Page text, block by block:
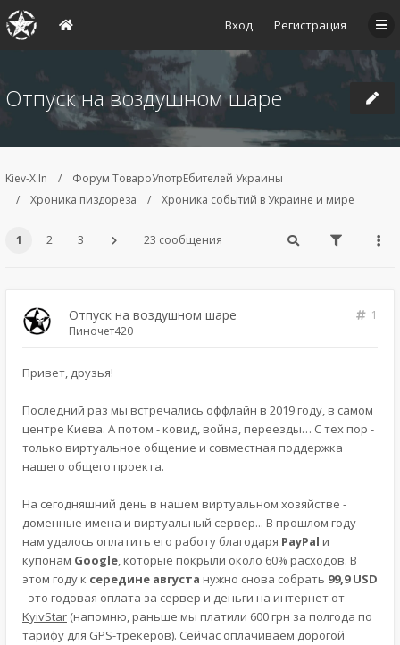
Вход Регистрация
Отпуск на воздушном шаре
Kiev-X.In
Форум ТовароУпотрЕбителей Украины
Хроника пиздореза
Хроника событий в Украине и мире
1 2 3 23 сообщения
Отпуск на воздушном шаре
1
Пиночет420
Привет, друзья!
Последний раз мы встречались оффлайн в 2019 году, в самом
центре Киева. А потом - ковид, война, переезды… С тех пор -
только виртуальное общение и совместная поддержка
нашего общего проекта.
На сегодняшний день в нашем виртуальном хозяйстве -
доменные имена и виртуальный сервер... В прошлом году
нам удалось оплатить его работу благодаря PayPal и
купонам Google, которые покрыли около 60% расходов. В
этом году к середине августа нужно снова собрать 99,9 USD
- это годовая оплата за сервер и деньги на интернет от
KyivStar (напомню, раньше мы платили 600 грн за полгода по
тарифу для GPS-трекеров). Сейчас оплачиваем дорогой